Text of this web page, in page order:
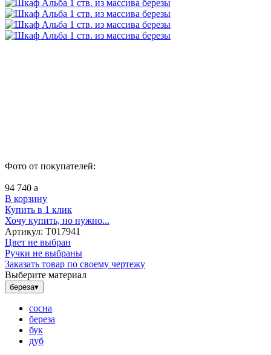
Фото от покупателей:
94 740 a
В корзину
Купить в 1 клик
Хочу купить, но нужно...
Артикул: Т017941
Цвет не выбран
Ручки не выбраны
Заказать товар по своему чертежу
Выберите материал
береза▾
сосна
береза
бук
дуб